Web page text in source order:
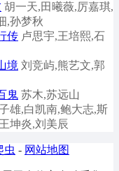
胡一天,田曦薇,厉嘉琪,
,孙梦秋
传 卢思宇,王培熙,石
境 刘竞屿,熊艺文,郭
鬼 苏木,苏远山
雄,白凯南,鲍大志,斯
坤炎,刘美辰
虫 - 网站地图